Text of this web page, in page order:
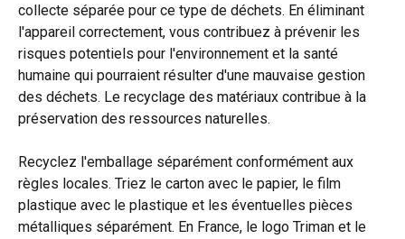
collecte séparée pour ce type de déchets. En éliminant
l'appareil correctement, vous contribuez à prévenir les
risques potentiels pour l'environnement et la santé
humaine qui pourraient résulter d'une mauvaise gestion
des déchets. Le recyclage des matériaux contribue à la
préservation des ressources naturelles.
Recyclez l'emballage séparément conformément aux
règles locales. Triez le carton avec le papier, le film
plastique avec le plastique et les éventuelles pièces
métalliques séparément. En France, le logo Triman et le